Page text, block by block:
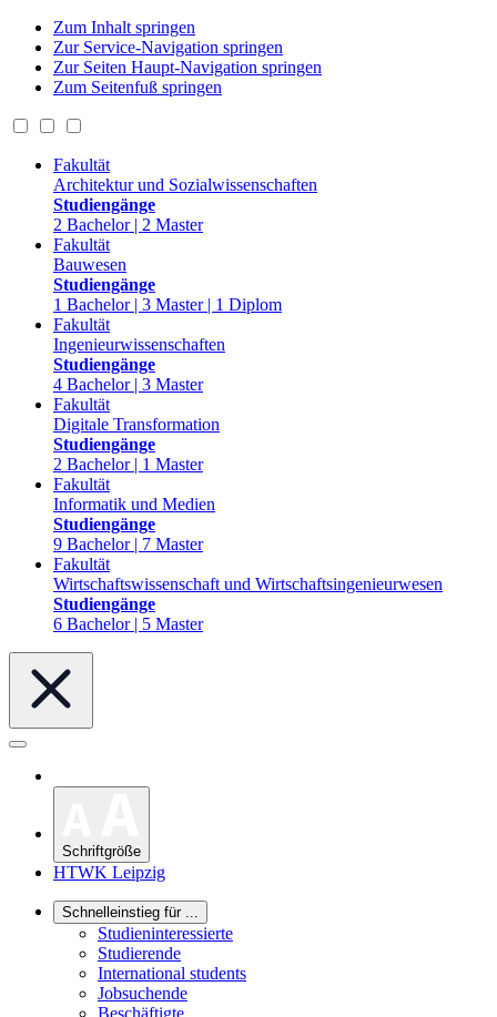
Zum Inhalt springen
Zur Service-Navigation springen
Zur Seiten Haupt-Navigation springen
Zum Seitenfuß springen
Fakultät
Architektur und Sozialwissenschaften
Studiengänge
2 Bachelor | 2 Master
Fakultät
Bauwesen
Studiengänge
1 Bachelor | 3 Master | 1 Diplom
Fakultät
Ingenieurwissenschaften
Studiengänge
4 Bachelor | 3 Master
Fakultät
Digitale Transformation
Studiengänge
2 Bachelor | 1 Master
Fakultät
Informatik und Medien
Studiengänge
9 Bachelor | 7 Master
Fakultät
Wirtschaftswissenschaft und Wirtschaftsingenieurwesen
Studiengänge
6 Bachelor | 5 Master
Schriftgröße
HTWK Leipzig
Schnelleinstieg für ...
Studieninteressierte
Studierende
International students
Jobsuchende